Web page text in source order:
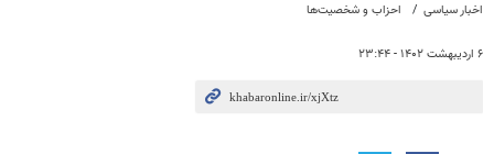
اخبار سیاسی احزاب و شخصیت‌ها
۶ اردیبهشت ۱۴۰۲ - ۲۳:۴۴